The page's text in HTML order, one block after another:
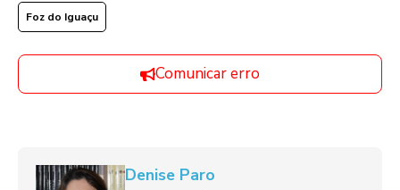
Foz do Iguaçu
Comunicar erro
Denise Paro